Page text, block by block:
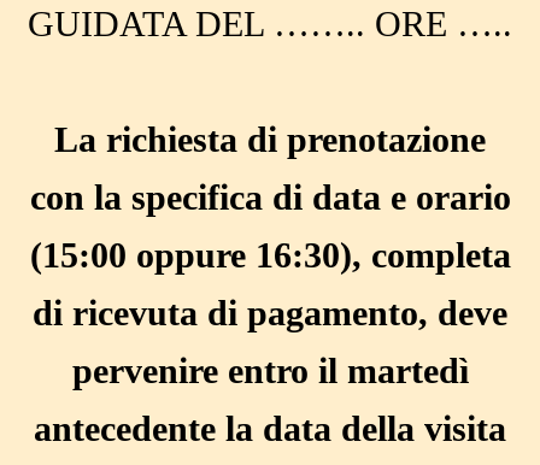
GUIDATA DEL …….. ORE …..
La richiesta di prenotazione
con la specifica di data e orario
(15:00 oppure 16:30), completa
di ricevuta di pagamento, deve
pervenire entro il martedì
antecedente la data della visita